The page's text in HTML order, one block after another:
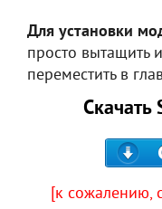
Для установки
просто вытащить
переместить в
Скачать
[к сожалению,